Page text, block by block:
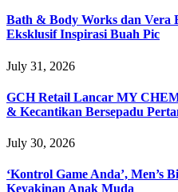
Bath & Body Works dan Vera
Eksklusif Inspirasi Buah Pic
July 31, 2026
GCH Retail Lancar MY
& Kecantikan Bersepadu
July 30, 2026
‘Kontrol Game Anda’, Men’s
Keyakinan Anak Muda